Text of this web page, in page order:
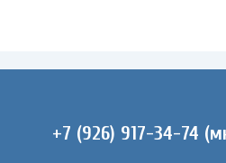
+7 (926) 917-34-74